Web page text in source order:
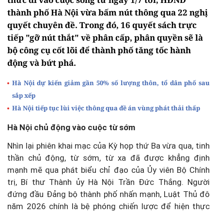
thành phố Hà Nội vừa bấm nút thông qua 22 nghị
quyết chuyên đề. Trong đó, 16 quyết sách trực
tiếp "gỡ nút thắt" về phân cấp, phân quyền sẽ là
bộ công cụ cốt lõi để thành phố tăng tốc hành
động và bứt phá.
Hà Nội dự kiến giảm gần 50% số lượng thôn, tổ dân phố sau
sắp xếp
Hà Nội tiếp tục lùi việc thông qua đề án vùng phát thải thấp
Hà Nội chủ động vào cuộc từ sớm
Nhìn lại phiên khai mạc của Kỳ họp thứ Ba vừa qua, tinh
thần chủ động, từ sớm, từ xa đã được khẳng định
mạnh mẽ qua phát biểu chỉ đạo của Ủy viên Bộ Chính
trị, Bí thư Thành ủy Hà Nội Trần Đức Thắng. Người
đứng đầu Đảng bộ thành phố nhấn mạnh, Luật Thủ đô
năm 2026 chính là bệ phóng chiến lược để hiện thực